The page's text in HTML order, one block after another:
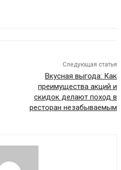
Следующая статья
Вкусная выгода: Как
преимущества акций и
скидок делают поход в
ресторан незабываемым